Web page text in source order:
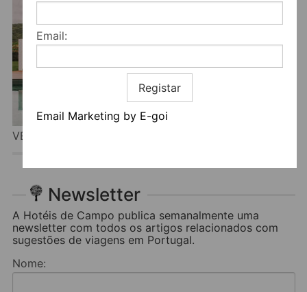
Email:
Registar
Email Marketing by E-goi
VENTOZELO HOTEL & QUINTA
Newsletter
A Hotéis de Campo publica semanalmente uma
newsletter com todos os artigos relacionados com
sugestões de viagens em Portugal.
Nome: